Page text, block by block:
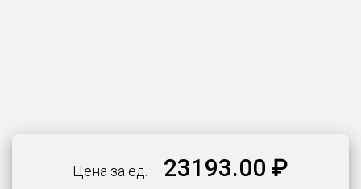
Цена за ед. 23193.00 ₽